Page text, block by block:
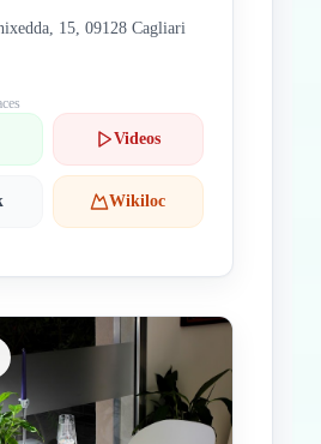
15, 09128 Cagliari
Videos
Wikiloc